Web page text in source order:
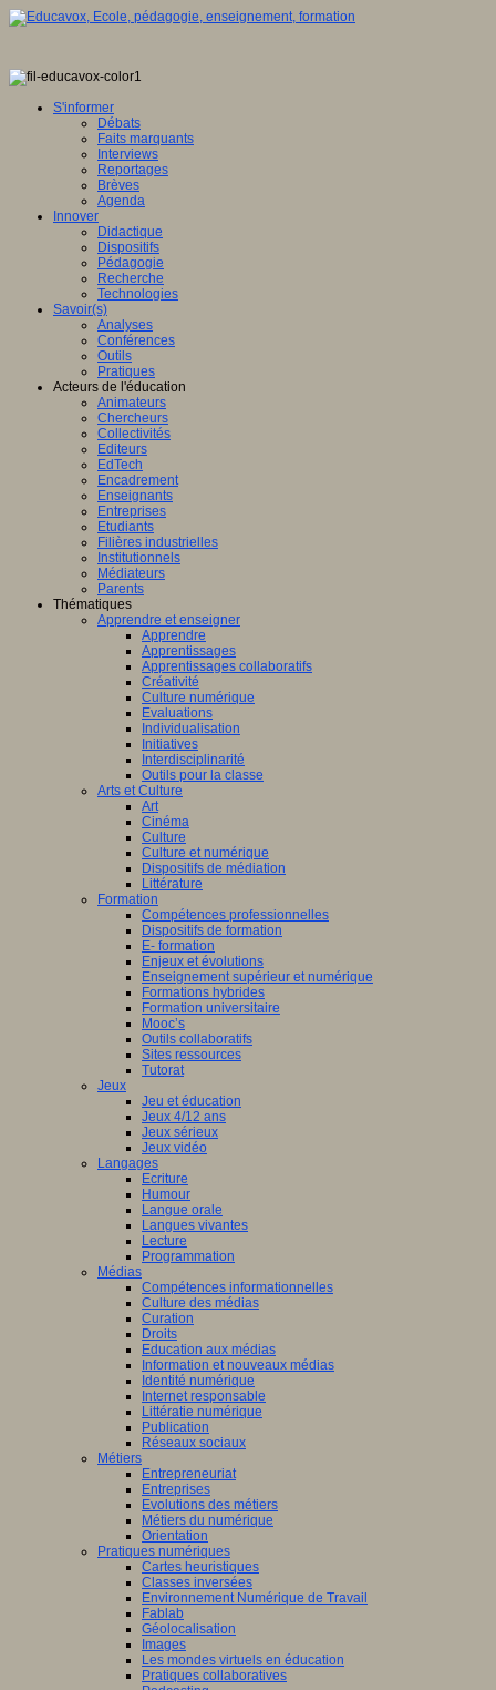
S'informer
Débats
Faits marquants
Interviews
Reportages
Brèves
Agenda
Innover
Didactique
Dispositifs
Pédagogie
Recherche
Technologies
Savoir(s)
Analyses
Conférences
Outils
Pratiques
Acteurs de l'éducation
Animateurs
Chercheurs
Collectivités
Editeurs
EdTech
Encadrement
Enseignants
Entreprises
Etudiants
Filières industrielles
Institutionnels
Médiateurs
Parents
Thématiques
Apprendre et enseigner
Apprendre
Apprentissages
Apprentissages collaboratifs
Créativité
Culture numérique
Evaluations
Individualisation
Initiatives
Interdisciplinarité
Outils pour la classe
Arts et Culture
Art
Cinéma
Culture
Culture et numérique
Dispositifs de médiation
Littérature
Formation
Compétences professionnelles
Dispositifs de formation
E- formation
Enjeux et évolutions
Enseignement supérieur et numérique
Formations hybrides
Formation universitaire
Mooc’s
Outils collaboratifs
Sites ressources
Tutorat
Jeux
Jeu et éducation
Jeux 4/12 ans
Jeux sérieux
Jeux vidéo
Langages
Ecriture
Humour
Langue orale
Langues vivantes
Lecture
Programmation
Médias
Compétences informationnelles
Culture des médias
Curation
Droits
Education aux médias
Information et nouveaux médias
Identité numérique
Internet responsable
Littératie numérique
Publication
Réseaux sociaux
Métiers
Entrepreneuriat
Entreprises
Evolutions des métiers
Métiers du numérique
Orientation
Pratiques numériques
Cartes heuristiques
Classes inversées
Environnement Numérique de Travail
Fablab
Géolocalisation
Images
Les mondes virtuels en éducation
Pratiques collaboratives